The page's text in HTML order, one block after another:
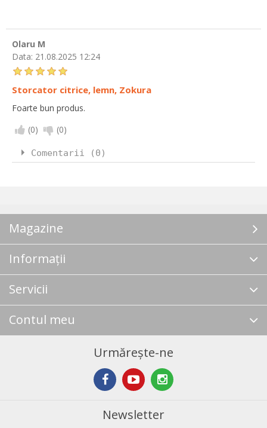
Olaru M
Data: 21.08.2025 12:24
Storcator citrice, lemn, Zokura
Foarte bun produs.
(0) (0)
Comentarii (0)
Magazine
Informații
Servicii
Contul meu
Urmărește-ne
Newsletter